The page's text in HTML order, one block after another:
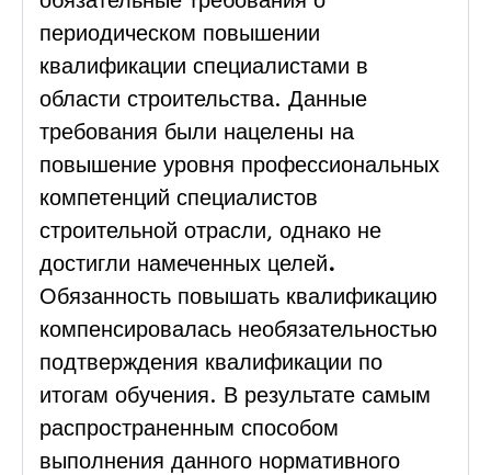
периодическом повышении
квалификации специалистами в
области строительства. Данные
требования были нацелены на
повышение уровня профессиональных
компетенций специалистов
строительной отрасли, однако не
достигли намеченных целей.
Обязанность повышать квалификацию
компенсировалась необязательностью
подтверждения квалификации по
итогам обучения. В результате самым
распространенным способом
выполнения данного нормативного